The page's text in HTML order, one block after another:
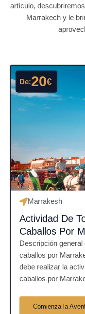
artículo,
Marrakech y le
De:20€
Marrakesh
Actividad De
Caballos Por
Descripción
caballos por
debe realizar la
caballos por
Comienza la